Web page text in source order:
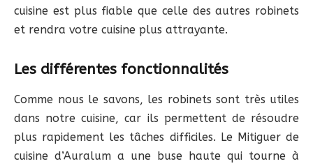
cuisine est plus fiable que celle des autres robinets
et rendra votre cuisine plus attrayante.
Les différentes fonctionnalités
Comme nous le savons, les robinets sont très utiles
dans notre cuisine, car ils permettent de résoudre
plus rapidement les tâches difficiles. Le Mitiguer de
cuisine d’Auralum a une buse haute qui tourne à